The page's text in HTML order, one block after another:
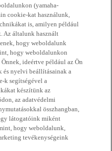
(yamaha-
cookie-kat használunk,
is, amilyen például
Az általunk használt
hogy weboldalunk
hogy weboldalunkon
ideértve például az Ön
és nyelvi beállításainak a
k segítségével a
készítünk az
az adatvédelmi
összhangban,
látogatóink miként
hogy weboldalunk,
tevékenységeink